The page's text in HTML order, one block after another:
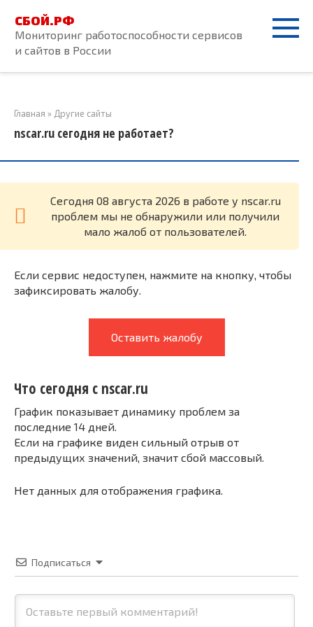
контенту
СБОЙ.РФ
Мониторинг работоспособности сервисов
и сайтов в России
Главная » Другие сайты
nscar.ru сегодня не работает?
Cегодня 08 августа 2026 в работе у nscar.ru
проблем мы не обнаружили или получили
мало жалоб от пользователей.
Если сервис недоступен, нажмите на кнопку, чтобы
зафиксировать жалобу.
Оставить жалобу
Что сегодня с nscar.ru
График показывает динамику проблем за
последние 14 дней.
Если на графике виден сильный отрыв от
предыдущих значений, значит сбой массовый.
Нет данных для отображения графика.
Подписаться